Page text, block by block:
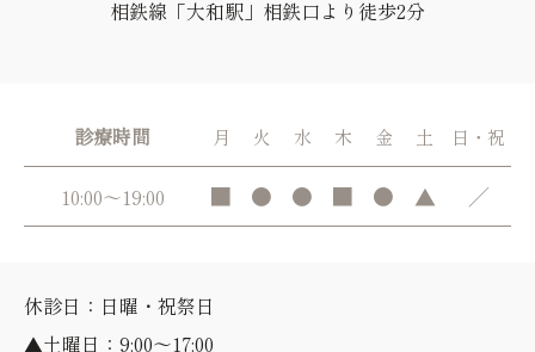
相鉄線「大和駅」相鉄口より徒歩2分
診療時間 月 火 水 木 金 土 日・祝
10:00～19:00 ■ ● ● ■ ● ▲ ／
休診日：日曜・祝祭日
▲土曜日：9:00～17:00